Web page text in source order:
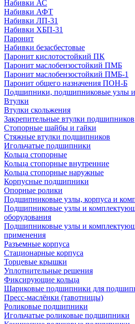
Набивки АС
Набивки АФТ
Набивки ЛП-31
Набивки ХБП-31
Паронит
Набивки безасбестовые
Паронит кислотостойкий ПК
Паронит маслобензостойкий ПМБ
Паронит маслобензостойкий ПМБ-1
Паронит общего назначения ПОН-Б
Подшипники, подшипниковые узлы и
Втулки
Втулки скольжения
Закрепительные втулки подшипников
Стопорные шайбы и гайки
Стяжные втулки подшипников
Игольчатые подшипники
Кольца стопорные
Кольца стопорные внутренние
Кольца стопорные наружные
Корпусные подшипники
Опорные ролики
Подшипниковые узлы, корпуса и
Подшипниковые узлы и
оборудования
Подшипниковые узлы и
применения
Разъемные корпуса
Стационарные корпуса
Торцевые крышки
Уплотнительные решения
Фиксирующие кольца
Шариковые подшипники для
Пресс-маслёнки (тавотницы)
Роликовые подшипники
Игольчатые роликовые подшипники